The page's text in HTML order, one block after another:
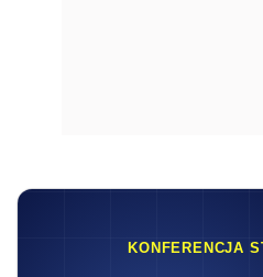
KONFERENCJA